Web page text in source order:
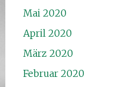
Mai 2020
April 2020
März 2020
Februar 2020